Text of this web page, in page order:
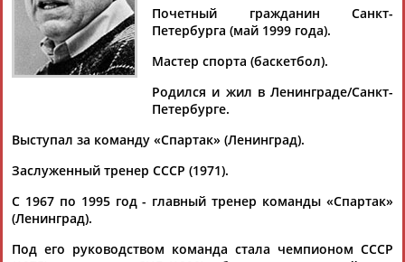
Владимир
КОНДРАШИН
Ваш запрос: "Владимир Кондрашин"
Владимир Гомельский: "Баскетбол для меня - это жизнь!"
...семейной баскетбольной династии Гомельских –
Владимиром. Вас называют "голосом отечественного...
...мой дядя. Ко мне очень неплохо относился
российский...
Почетный гражданин Санкт-
Петербурга (май 1999 года).
Мастер спорта (баскетбол).
Родился и жил в Ленинграде/Санкт-
Петербурге.
Выступал за команду «Спартак» (Ленинград).
Заслуженный тренер СССР (1971).
С 1967 по 1995 год - главный тренер команды «Спартак»
(Ленинград).
Под его руководством команда стала чемпионом СССР